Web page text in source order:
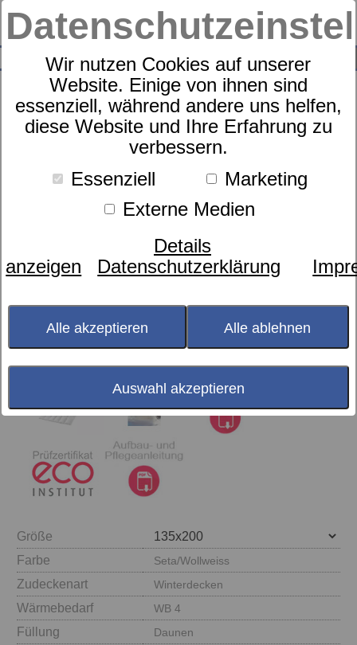
Wir nutzen Cookies auf unserer
Website. Einige von ihnen sind
essenziell, während andere uns helfen,
diese Website und Ihre Erfahrung zu
verbessern.
Essenziell
Marketing
Externe Medien
Details
anzeigen
Datenschutzerklärung
Alle akzeptieren Alle ablehnen
Auswahl akzeptieren
SUCHE
0
Zudecke
dormabell CL Daune 600
Größe
Farbe
Seta/Wollweiss
Zudeckenart Winterdecken
Wärmebedarf WB 4
Füllung Daunen